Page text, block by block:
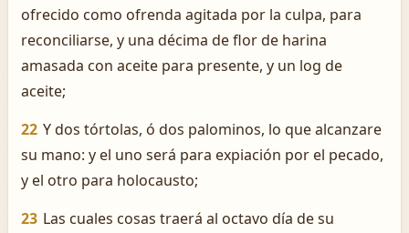
ofrecido como ofrenda agitada por la culpa, para
reconciliarse, y una décima de flor de harina
amasada con aceite para presente, y un log de
aceite;
22 Y dos tórtolas, ó dos palominos, lo que alcanzare
su mano: y el uno será para expiación por el pecado,
y el otro para holocausto;
23 Las cuales cosas traerá al octavo día de su